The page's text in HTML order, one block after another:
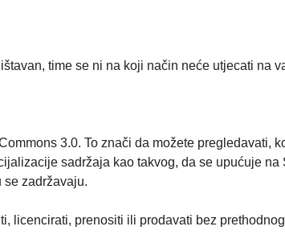
time se ni na koji način neće utjecati na
3.0. To znači da možete pregledavati,
sadržaja kao takvog, da se upućuje
se zadržavaju.
licencirati, prenositi ili prodavati bez